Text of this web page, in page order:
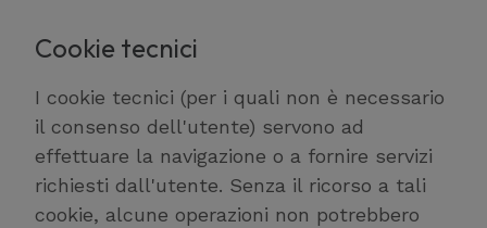
Cookie tecnici
I cookie tecnici (per i quali non è necessario
il consenso dell'utente) servono ad
effettuare la navigazione o a fornire servizi
richiesti dall'utente. Senza il ricorso a tali
cookie, alcune operazioni non potrebbero